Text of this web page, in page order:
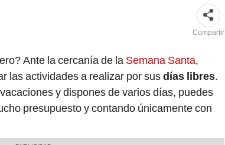
Compartir
Ante la cercanía de la Semana Santa,
las actividades a realizar por susdías libres.
y dispones de varios días, puedes
presupuesto y contando únicamente con